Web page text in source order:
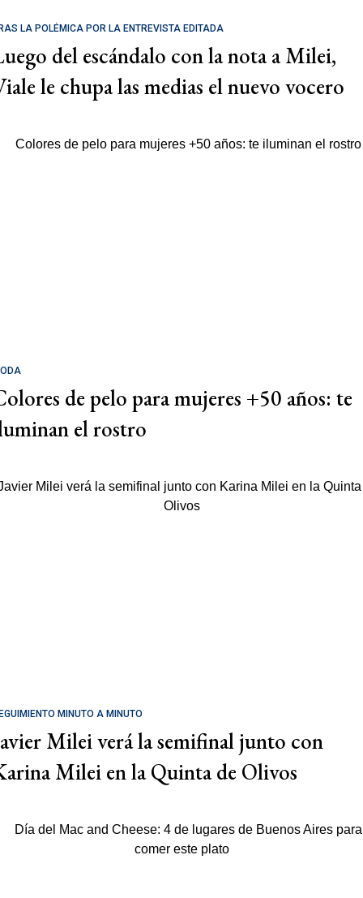
LA POLÉMICA POR LA ENTREVISTA EDITADA
del escándalo con la nota a Milei,
le chupa las medias el nuevo vocero
de pelo para mujeres +50 años: te
el rostro
MINUTO A MINUTO
Milei verá la semifinal junto con
Milei en la Quinta de Olivos